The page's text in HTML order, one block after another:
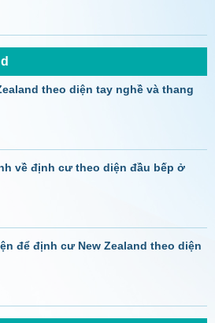
theo diện tay nghề và thang
về định cư theo diện đầu bếp ở
để định cư New Zealand theo diện